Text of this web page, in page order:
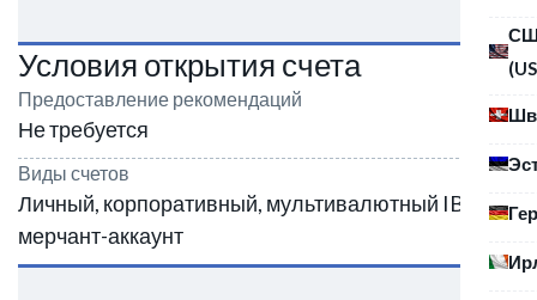
Условия открытия счета
Предоставление рекомендаций
Не требуется
Виды счетов
Личный, корпоративный, мультивалютный IBAN,
мерчант-аккаунт